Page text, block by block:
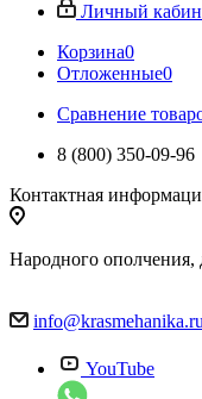
Личный
Корзина0
Отложенные0
Сравнение
8 (800) 350-09-96
Контактная
Народного
info@krasmehanika.ru
YouTube